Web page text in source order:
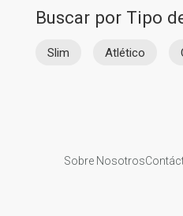
Buscar por Tipo
Slim Atlético
Sobre Nosotros